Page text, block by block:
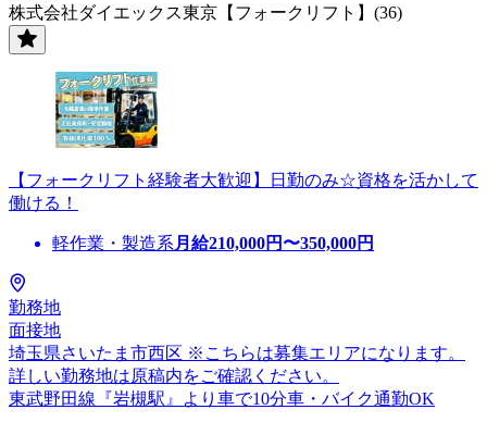
株式会社ダイエックス東京【フォークリフト】(36)
【フォークリフト経験者大歓迎】日勤のみ☆資格を活かして
働ける！
軽作業・製造系 月給210,000円〜350,000円
勤務地
面接地
埼玉県さいたま市西区 ※こちらは募集エリアになります。
詳しい勤務地は原稿内をご確認ください。
東武野田線『岩槻駅』より車で10分車・バイク通勤OK